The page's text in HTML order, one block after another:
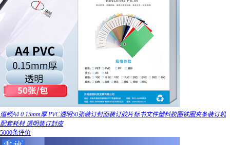
道顿A4 0.15mm厚 PVC透明50张装订封面装订胶片标书文件塑料胶圈铁圈夹条装订机
配套耗材 透明装订封皮
5000条评价